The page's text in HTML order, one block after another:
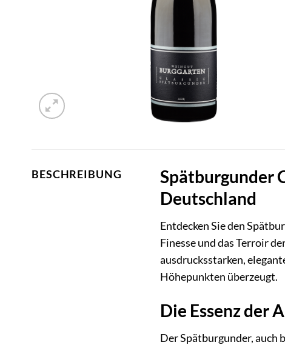
BESCHREIBUNG
Spätburgunder
Deutschland
Entdecken Sie den
Finesse und das Terroir
ausdrucksstarken,
Höhepunkten überzeugt.
Die Essenz der
Der Spätburgunder, auch